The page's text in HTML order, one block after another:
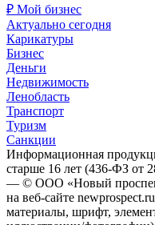
₽ Мой бизнес
Актуально сегодня
Карикатуры
Бизнес
Деньги
Недвижимость
Ленобласть
Транспорт
Туризм
Санкции
Информационная
старше 16 лет (436-ФЗ от
— © ООО «Новый
на веб-сайте
материалы, шрифт,